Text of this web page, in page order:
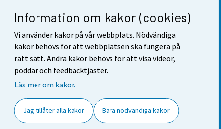
Information om kakor (cookies)
Vi använder kakor på vår webbplats. Nödvändiga
kakor behövs för att webbplatsen ska fungera på
rätt sätt. Andra kakor behövs för att visa videor,
poddar och feedbacktjäster.
Läs mer om kakor.
Jag tillåter alla kakor Bara nödvändiga kakor
Respons
Användarvillkor
Dataskydd
Tillgänglighet
Cookie-inställningar